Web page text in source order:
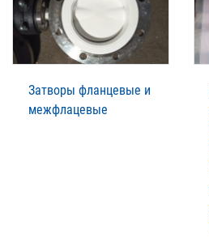
Затворы фланцевые и
межфлацевые